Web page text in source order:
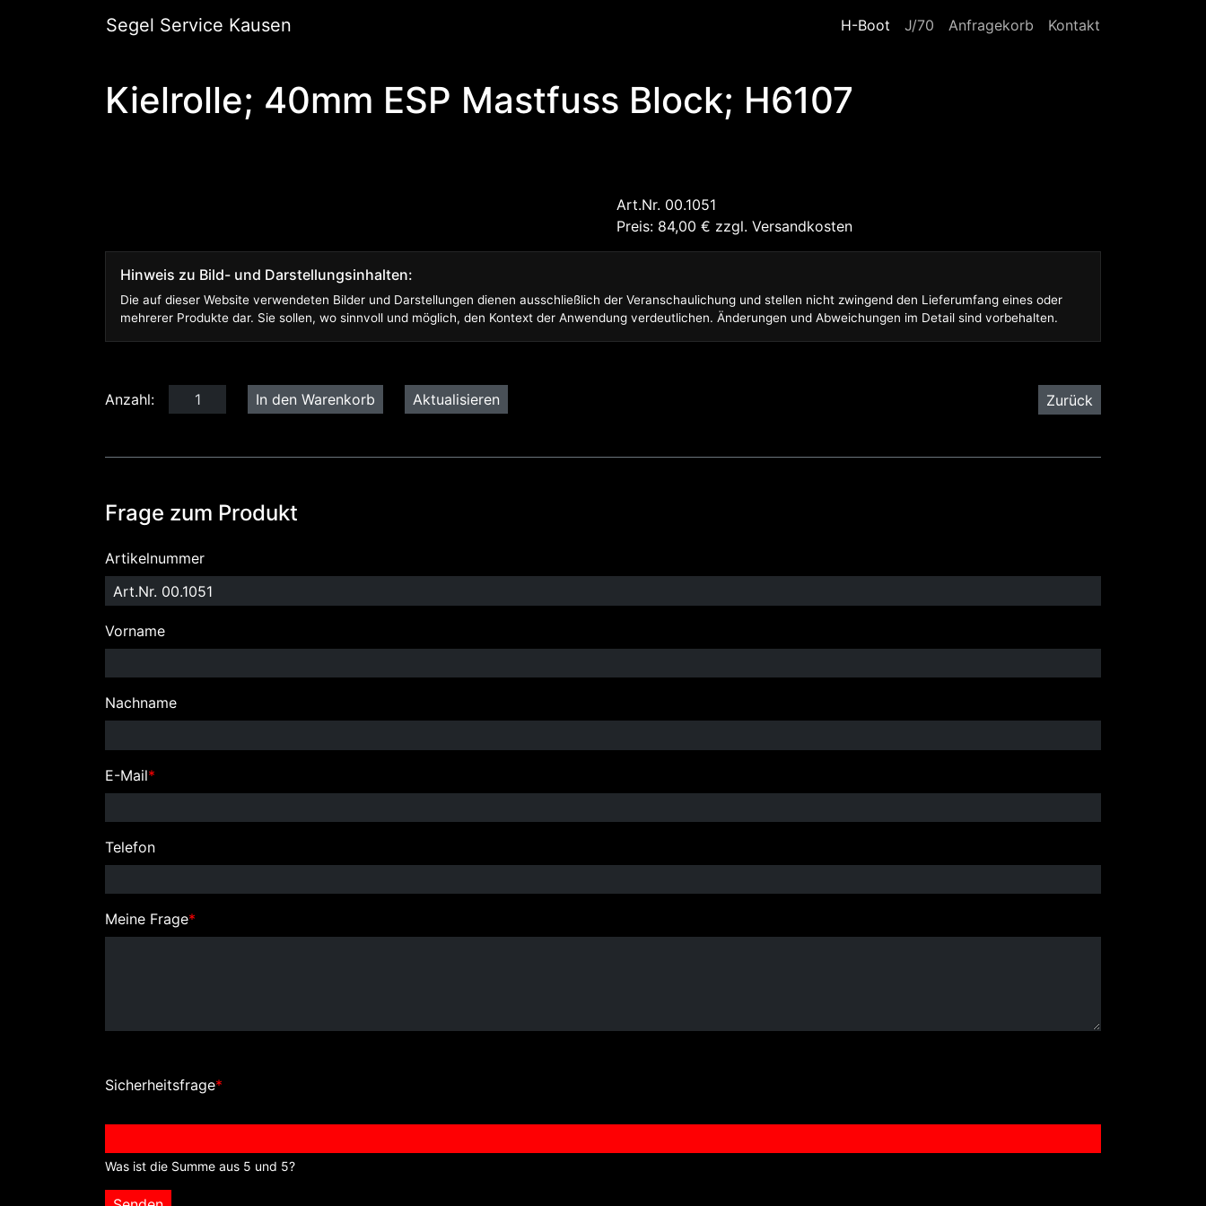
Segel Service Kausen Navigation überspringen
H-Boot J/70 Anfragekorb Kontakt
Kielrolle; 40mm ESP Mastfuss Block; H6107
Art.Nr. 00.1051
Preis: 84,00 € zzgl. Versandkosten
Hinweis zu Bild- und Darstellungsinhalten:
Die auf dieser Website verwendeten Bilder und Darstellungen dienen ausschließlich der Veranschaulichung und stellen nicht zwingend den Lieferumfang eines oder
mehrerer Produkte dar. Sie sollen, wo sinnvoll und möglich, den Kontext der Anwendung verdeutlichen. Änderungen und Abweichungen im Detail sind vorbehalten.
Anzahl: Zurück
Frage zum Produkt
Artikelnummer
Vorname
Nachname
E-Mail*
Telefon
Meine Frage*
Sicherheitsfrage*
Was ist die Summe aus 5 und 5?